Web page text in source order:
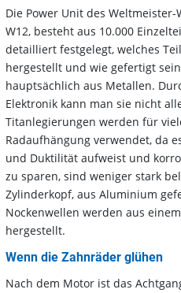
Die Power Unit des
W12, besteht aus 10.000
detailliert festgelegt, welches
hergestellt und wie gefertigt
hauptsächlich aus Metallen.
Elektronik kann man sie nicht
Titanlegierungen werden für
Radaufhängung verwendet, da
und Duktilität aufweist und
zu sparen, sind weniger stark
Zylinderkopf, aus Aluminium
Nockenwellen werden aus
hergestellt.
Wenn die Zahnräder glühen
Nach dem Motor ist das